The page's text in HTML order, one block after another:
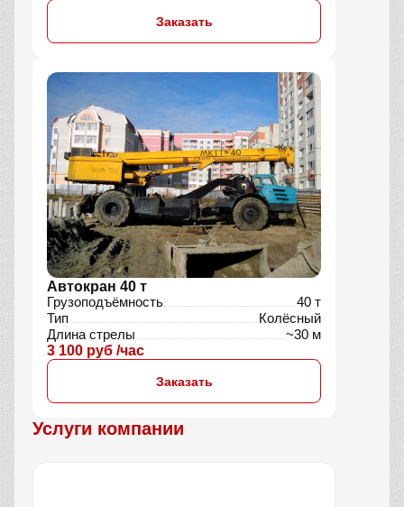
Заказать
Автокран 40 т
Грузоподъёмность
40 т
Тип
Колёсный
Длина стрелы
~30 м
3 100 руб /час
Заказать
Услуги компании